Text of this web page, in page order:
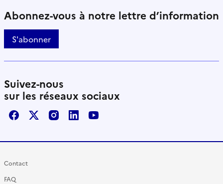
Abonnez-vous à notre lettre d’information
S'abonner
Suivez-nous
sur les réseaux sociaux
FacebookX / TwitterInstagram
LinkedInYoutube
Contact
FAQ